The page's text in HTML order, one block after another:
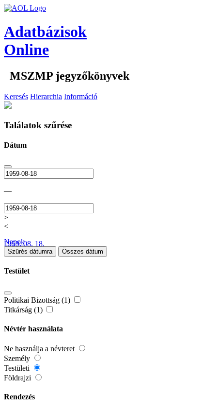
Adatbázisok
Online
MSZMP jegyzőkönyvek
Keresés Hierarchia Információ
Találatok szűrése
Dátum
—
>
<
1959. 08. 18.
Napok
Szűrés dátumra Összes dátum
Testület
Politikai Bizottság (1)
Titkárság (1)
Névtér használata
Ne használja a névteret
Személy
Testületi
Földrajzi
Rendezés